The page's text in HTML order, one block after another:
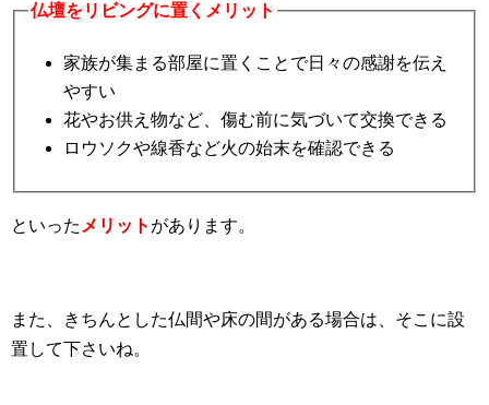
仏壇をリビングに置くメリット
家族が集まる部屋に置くことで日々の感謝を伝え
やすい
花やお供え物など、傷む前に気づいて交換できる
ロウソクや線香など火の始末を確認できる
といった メリット があります。
また、きちんとした仏間や床の間がある場合は、そこに設
置して下さいね。